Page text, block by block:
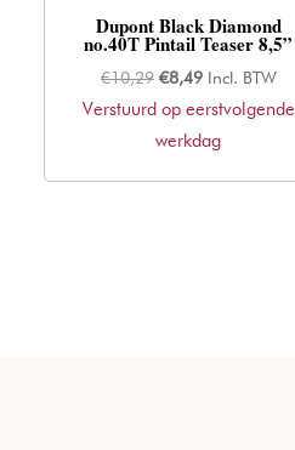
Dupont Black Diamond
no.40T Pintail Teaser 8,5”
€10,29 Oorspronkelijke
prijs
was:
€8,49Huidige
prijs
is:
Incl. BTW
Verstuurd op eerstvolgende
werkdag